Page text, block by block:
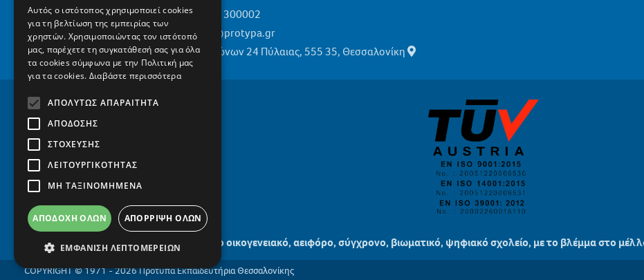
2310 300002
info@protypa.gr
Ελαιώνων 24 Πύλαιας, 555 35, Θεσσαλονίκη
Το οικογενειακό, αειφόρο, σύγχρονο, βιωματικό, ψηφιακό σχολείο, με το βλέμμα στο
COPYRIGHT © 1971 - 2026 Πρότυπα Εκπαιδευτήρια Θεσσαλονίκης
Αυτός ο ιστότοπος χρησιμοποιεί cookies
για τη βελτίωση της εμπειρίας των
χρηστών. Χρησιμοποιώντας τον ιστότοπό
μας, παρέχετε τη συγκατάθεσή σας για όλα
τα cookies σύμφωνα με την Πολιτική μας
για τα cookies. Διαβάστε περισσότερα
ΑΠΟΛΎΤΩΣ ΑΠΑΡΑΊΤΗΤΑ
ΑΠΌΔΟΣΗΣ
ΣΤΌΧΕΥΣΗΣ
ΛΕΙΤΟΥΡΓΙΚΌΤΗΤΑΣ
ΜΗ ΤΑΞΙΝΟΜΗΜΈΝΑ
ΑΠΟΔΟΧΉ ΌΛΩΝ ΑΠΌΡΡΙΨΗ ΌΛΩΝ
ΕΜΦΆΝΙΣΗ ΛΕΠΤΟΜΕΡΕΙΏΝ